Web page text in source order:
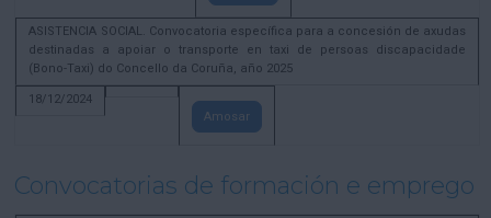
ASISTENCIA SOCIAL. Convocatoria específica para a concesión de axudas
destinadas a apoiar o transporte en taxi de persoas discapacidade
(Bono-Taxi) do Concello da Coruña, año 2025
18/12/2024
Amosar
Convocatorias de formación e emprego